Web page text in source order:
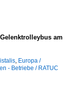
am
, Europa /
- Betriebe / RATUC